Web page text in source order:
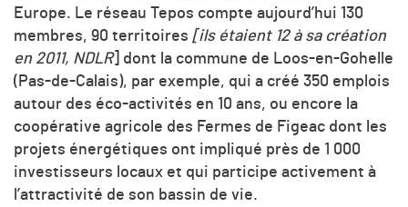
Europe. Le réseau Tepos compte aujourd’hui 130
membres, 90 territoires [ils étaient 12 à sa création
en 2011, NDLR] dont la commune de Loos-en-Gohelle
(Pas-de-Calais), par exemple, qui a créé 350 emplois
autour des éco-activités en 10 ans, ou encore la
coopérative agricole des Fermes de Figeac dont les
projets énergétiques ont impliqué près de 1 000
investisseurs locaux et qui participe activement à
l’attractivité de son bassin de vie.